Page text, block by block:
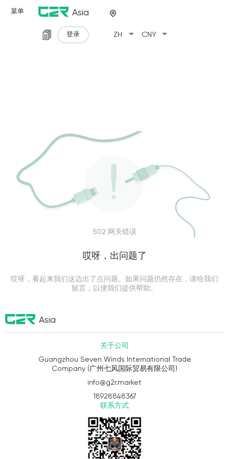
菜单 Asia
ZH arrow_drop_down CNY arrow_drop_down
登录
502 网关错误
哎呀，出问题了
哎呀，看起来我们这边出了点问题。如果问题仍然存在，请给我们
留言，以便我们提供帮助。
Asia
关于公司
Guangzhou Seven Winds International Trade
Company (广州七风国际贸易有限公司)
info@g2r.market
18928848367
联系方式